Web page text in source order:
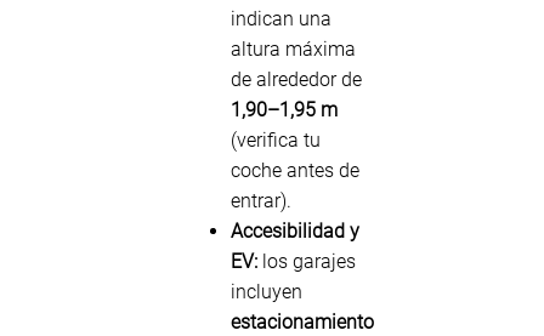
indican una
altura máxima
de alrededor de
1,90–1,95 m
(verifica tu
coche antes de
entrar).
Accesibilidad y
EV: los garajes
incluyen
estacionamiento